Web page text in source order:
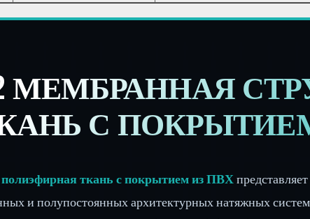
МЕМБРАННАЯ
С
ткань с покрытием из ПВХ
и полупостоянных архитектурных натяжных